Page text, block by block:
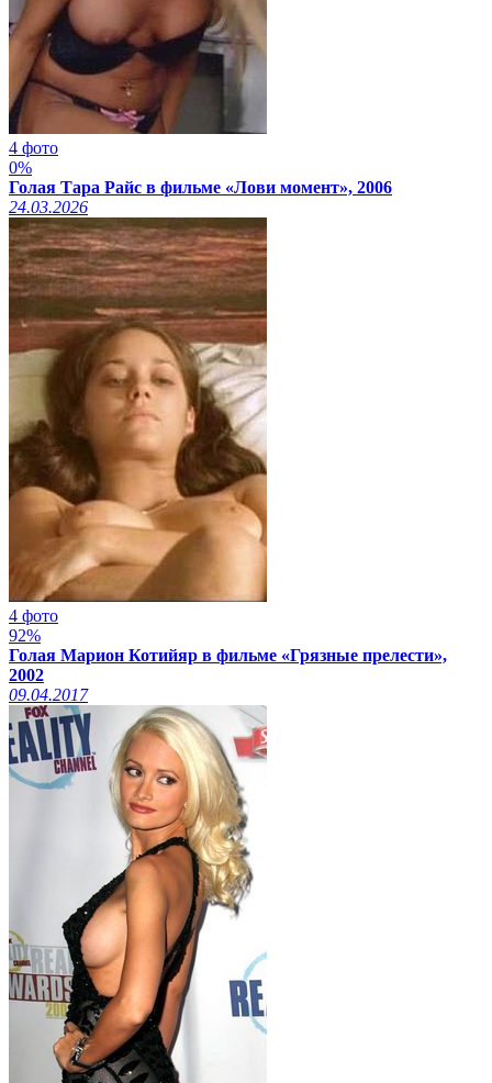
4 фото
0%
Голая Тара Райс в фильме «Лови момент», 2006
24.03.2026
4 фото
92%
Голая Марион Котийяр в фильме «Грязные прелести»,
2002
09.04.2017